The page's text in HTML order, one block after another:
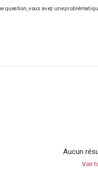
question, vous avez une
Aucun
Voir